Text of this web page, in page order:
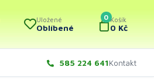
Uložené
Oblíbené
0 Košík
0 Kč
585 224 641Kontakt